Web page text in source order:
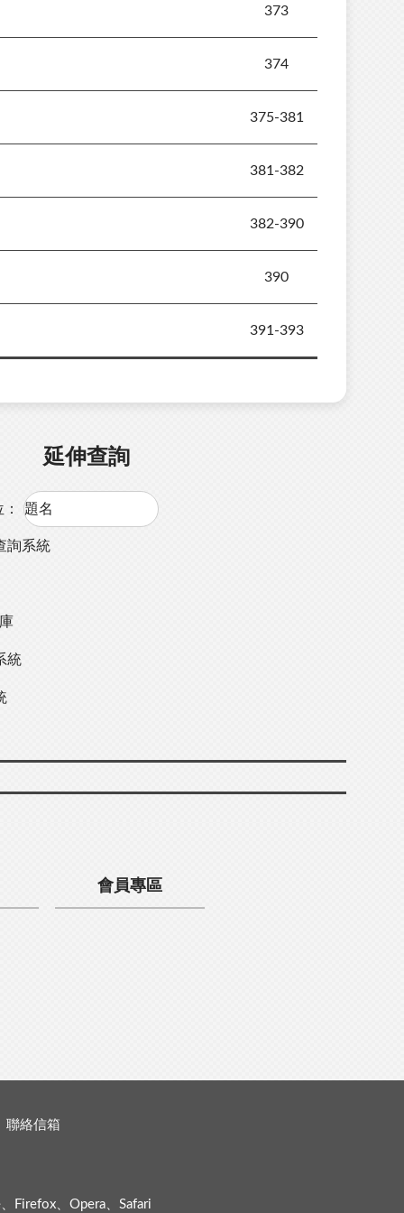
373
374
375-381
381-382
382-390
390
391-393
延伸查詢
詢系統
統
會員專區
聯絡信箱
Firefox、Opera、Safari